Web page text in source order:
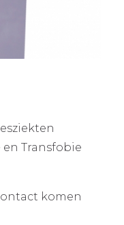
Transfobie
komen